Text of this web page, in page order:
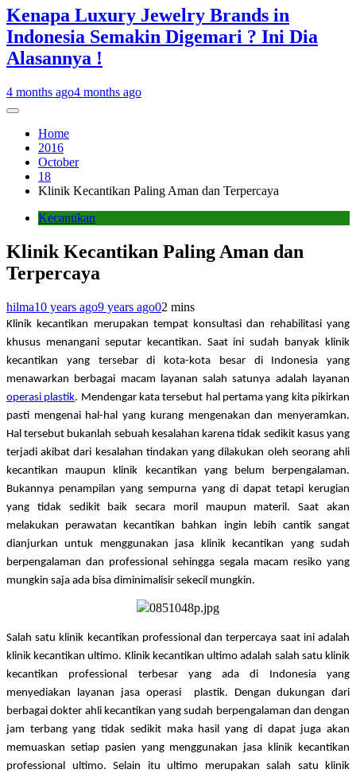
Kenapa Luxury Jewelry Brands in
Indonesia Semakin Digemari ? Ini Dia
Alasannya !
4 months ago4 months ago
Home
2016
October
18
Klinik Kecantikan Paling Aman dan Terpercaya
Kecantikan
Klinik Kecantikan Paling Aman dan
Terpercaya
hilma10 years ago9 years ago02 mins
Klinik kecantikan merupakan tempat konsultasi dan rehabilitasi yang
khusus menangani seputar kecantikan. Saat ini sudah banyak klinik
kecantikan yang tersebar di kota-kota besar di Indonesia yang
menawarkan berbagai macam layanan salah satunya adalah layanan
operasi plastik. Mendengar kata tersebut hal pertama yang kita pikirkan
pasti mengenai hal-hal yang kurang mengenakan dan menyeramkan.
Hal tersebut bukanlah sebuah kesalahan karena tidak sedikit kasus yang
terjadi akibat dari kesalahan tindakan yang dilakukan oleh seorang ahli
kecantikan maupun klinik kecantikan yang belum berpengalaman.
Bukannya penampilan yang sempurna yang di dapat tetapi kerugian
yang tidak sedikit baik secara moril maupun materil. Saat akan
melakukan perawatan kecantikan bahkan ingin lebih cantik sangat
dianjurkan untuk menggunakan jasa klinik kecantikan yang sudah
berpengalaman dan professional sehingga segala macam resiko yang
mungkin saja ada bisa diminimalisir sekecil mungkin.
Salah satu klinik kecantikan professional dan terpercaya saat ini adalah
klinik kecantikan ultimo. Klinik kecantikan ultimo adalah salah satu klinik
kecantikan professional terbesar yang ada di Indonesia yang
menyediakan layanan jasa operasi  plastik. Dengan dukungan dari
berbagai dokter ahli kecantikan yang sudah berpengalaman dan dengan
jam terbang yang tidak sedikit maka hasil yang di dapat juga akan
memuaskan setiap pasien yang menggunakan jasa klinik kecantikan
professional ultimo. Selain itu ultimo merupakan salah satu klinik